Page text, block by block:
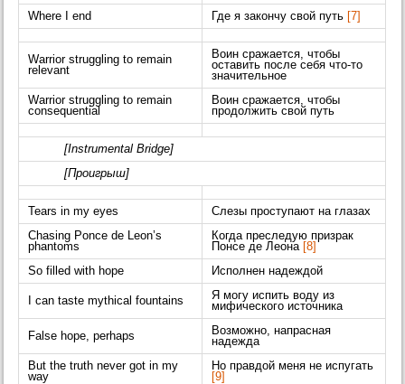
Where I end
Где я закончу свой путь [7]
Warrior struggling to remain
relevant
Воин сражается, чтобы
оставить после себя что-то
значительное
Warrior struggling to remain
consequential
Воин сражается, чтобы
продолжить свой путь
[Instrumental Bridge]
[Проигрыш]
Tears in my eyes
Слезы проступают на глазах
Chasing Ponce de Leon’s
phantoms
Когда преследую призрак
Понсе де Леона [8]
So filled with hope
Исполнен надеждой
I can taste mythical fountains
Я могу испить воду из
мифического источника
False hope, perhaps
Возможно, напрасная
надежда
But the truth never got in my
way
Но правдой меня не испугать
[9]